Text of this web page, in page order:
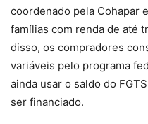
coordenado pela Cohapar
famílias com renda de até
disso, os compradores
variáveis pelo programa
ainda usar o saldo do
ser financiado.